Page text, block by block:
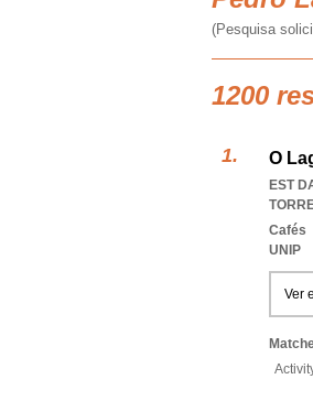
(Pesquisa
1200
O
EST
Cafés
UNIP
Ver